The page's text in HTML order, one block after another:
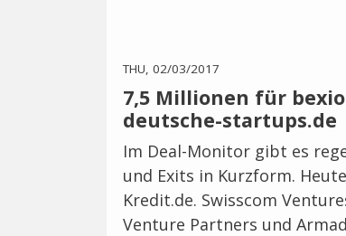
THU, 02/03/2017
7,5 Millionen für
deutsche-startups.de
Im Deal-Monitor gibt es
und Exits in Kurzform.
Kredit.de. Swisscom
Venture Partners und